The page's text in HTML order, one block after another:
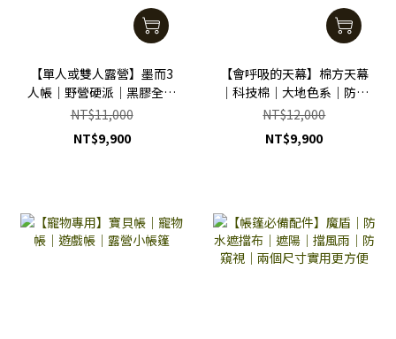
【單人或雙人露營】墨而3
人帳｜野營硬派｜黑膠全遮
光｜高防水係數｜房間還自
帶客廳
NT$11,000
NT$9,900
【會呼吸的天幕】棉方天幕
｜科技棉｜大地色系｜防曬
降溫｜大大保護傘
NT$12,000
NT$9,900